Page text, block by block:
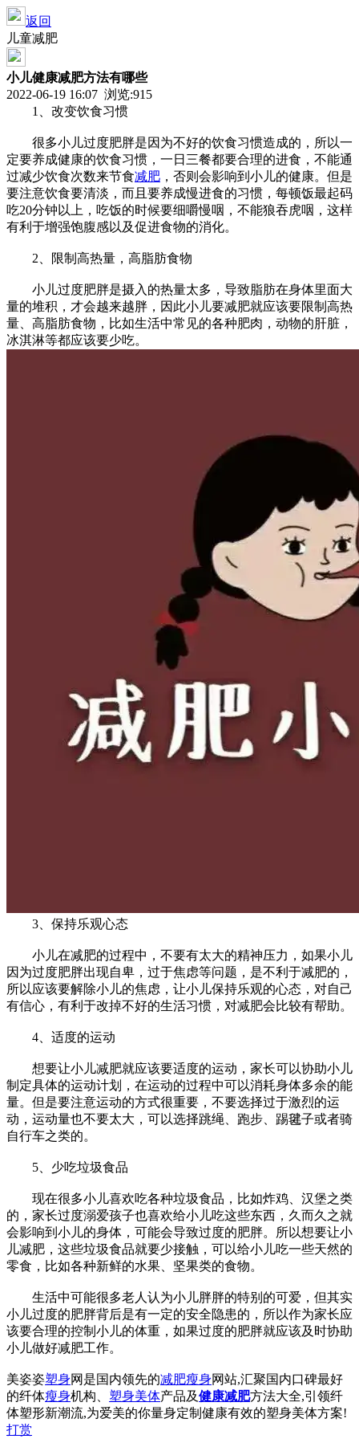
返回
儿童减肥
小儿健康减肥方法有哪些
2022-06-19 16:07 浏览:915
1、改变饮食习惯
很多小儿过度肥胖是因为不好的饮食习惯造成的，所以一
定要养成健康的饮食习惯，一日三餐都要合理的进食，不能通
过减少饮食次数来节食减肥 ，否则会影响到小儿的健康。但是
要注意饮食要清淡，而且要养成慢进食的习惯，每顿饭最起码
吃20分钟以上，吃饭的时候要细嚼慢咽，不能狼吞虎咽，这样
有利于增强饱腹感以及促进食物的消化。
2、限制高热量，高脂肪食物
小儿过度肥胖是摄入的热量太多，导致脂肪在身体里面大
量的堆积，才会越来越胖，因此小儿要减肥就应该要限制高热
量、高脂肪食物，比如生活中常见的各种肥肉，动物的肝脏，
冰淇淋等都应该要少吃。
3、保持乐观心态
小儿在减肥的过程中，不要有太大的精神压力，如果小儿
因为过度肥胖出现自卑，过于焦虑等问题，是不利于减肥的，
所以应该要解除小儿的焦虑，让小儿保持乐观的心态，对自己
有信心，有利于改掉不好的生活习惯，对减肥会比较有帮助。
4、适度的运动
想要让小儿减肥就应该要适度的运动，家长可以协助小儿
制定具体的运动计划，在运动的过程中可以消耗身体多余的能
量。但是要注意运动的方式很重要，不要选择过于激烈的运
动，运动量也不要太大，可以选择跳绳、跑步、踢毽子或者骑
自行车之类的。
5、少吃垃圾食品
现在很多小儿喜欢吃各种垃圾食品，比如炸鸡、汉堡之类
的，家长过度溺爱孩子也喜欢给小儿吃这些东西，久而久之就
会影响到小儿的身体，可能会导致过度的肥胖。所以想要让小
儿减肥，这些垃圾食品就要少接触，可以给小儿吃一些天然的
零食，比如各种新鲜的水果、坚果类的食物。
生活中可能很多老人认为小儿胖胖的特别的可爱，但其实
小儿过度的肥胖背后是有一定的安全隐患的，所以作为家长应
该要合理的控制小儿的体重，如果过度的肥胖就应该及时协助
小儿做好减肥工作。
美姿姿塑身网是国内领先的减肥瘦身网站,汇聚国内口碑最好
的纤体瘦身机构、 塑身美体产品及健康减肥方法大全,引领纤
体塑形新潮流,为爱美的你量身定制健康有效的塑身美体方案!
打赏